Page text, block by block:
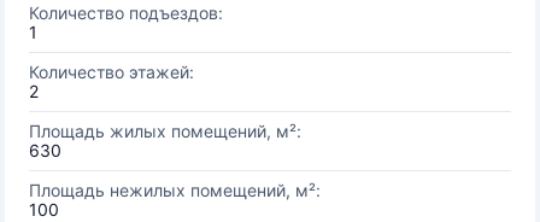
Количество подъездов:
1
Количество этажей:
2
Площадь жилых помещений, м²:
630
Площадь нежилых помещений, м²:
100